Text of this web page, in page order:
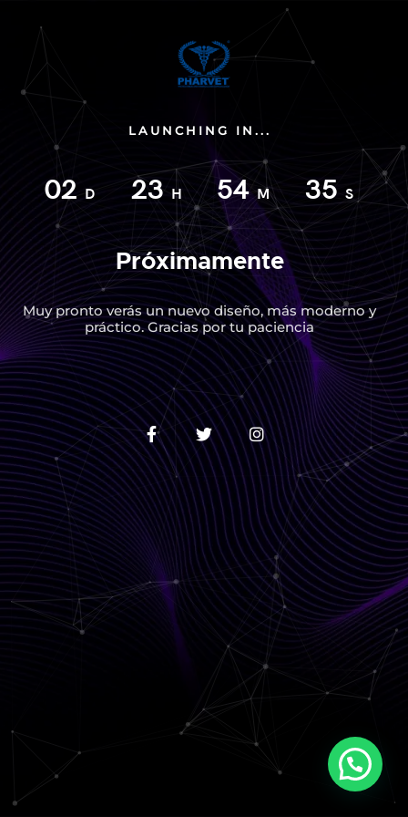
LAUNCHING IN...
02 D 23 H 54M 35 S
Próximamente
Muy pronto verás un nuevo diseño, más moderno y
práctico. Gracias por tu paciencia